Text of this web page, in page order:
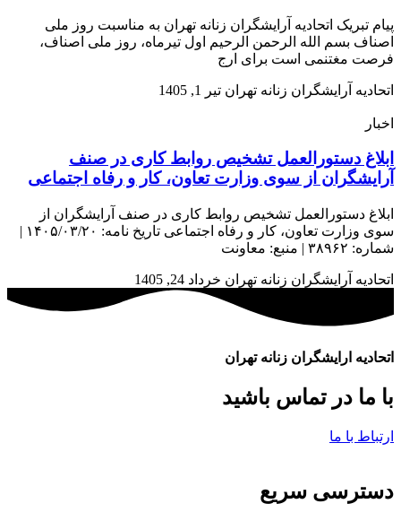
پیام تبریک اتحادیه آرایشگران زنانه تهران به مناسبت روز ملی
اصناف بسم الله الرحمن الرحیم اول تیرماه، روز ملی اصناف،
فرصت مغتنمی است برای ارج
اتحادیه آرایشگران زنانه تهران تیر 1, 1405
اخبار
ابلاغ دستورالعمل تشخیص روابط کاری در صنف
آرایشگران از سوی وزارت تعاون، کار و رفاه اجتماعی
ابلاغ دستورالعمل تشخیص روابط کاری در صنف آرایشگران از
سوی وزارت تعاون، کار و رفاه اجتماعی تاریخ نامه: ۱۴۰۵/۰۳/۲۰ |
شماره: ۳۸۹۶۲ | منبع: معاونت
اتحادیه آرایشگران زنانه تهران خرداد 24, 1405
اتحادیه ارایشگران زنانه تهران
با ما در تماس باشید
ارتباط با ما
دسترسی سریع